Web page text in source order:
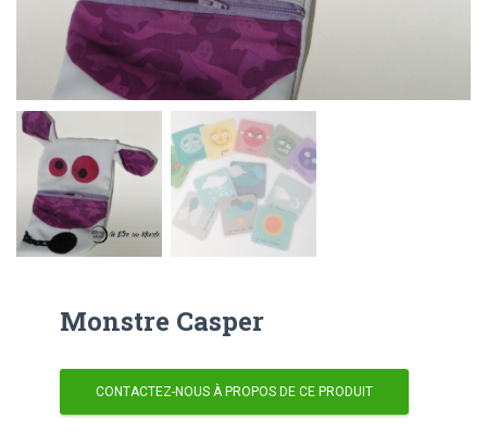
Monstre Casper
CONTACTEZ-NOUS À PROPOS DE CE PRODUIT